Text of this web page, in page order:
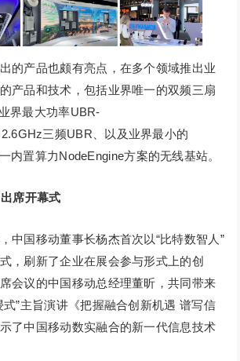
的产品也颇有亮点，在多个领域推出业
产品和技术，包括业界唯一的双频三扇
界最大功率UBR-
三频UBR、以及业界最小的
内置算力NodeEngine方案的无线基站。
席开幕式
中国移动董事长杨杰首次以“比特数智人”
，刷新了企业在展会参与形式上的创
会议的中国移动总经理董昕，共同带来
式”主旨演讲《把握融合创新机遇 谱写信
了中国移动数实融合的新一代信息技术